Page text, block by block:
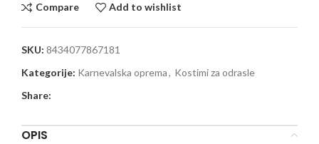
Compare Add to wishlist
SKU: 8434077867181
Kategorije: Karnevalska oprema, Kostimi za odrasle
Share:
OPIS